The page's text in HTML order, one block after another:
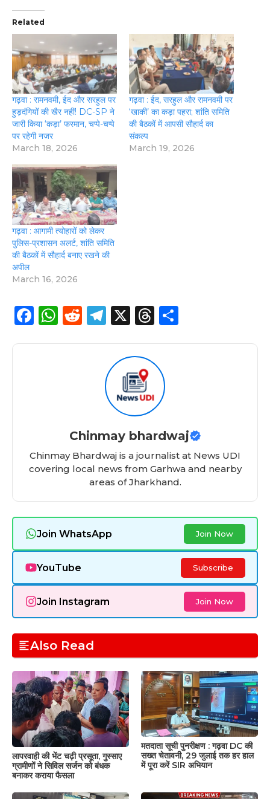
Related
गढ़वा : रामनवमी, ईद और सरहुल पर
हुड़दंगियों की खैर नहीं! DC-SP ने
जारी किया ‘कड़ा’ फरमान, चप्पे-चप्पे
पर रहेगी नजर
March 18, 2026
गढ़वा : ईद, सरहुल और रामनवमी पर
‘खाकी’ का कड़ा पहरा; शांति समिति
की बैठकों में आपसी सौहार्द का
संकल्प
March 19, 2026
गढ़वा : आगामी त्योहारों को लेकर
पुलिस-प्रशासन अलर्ट, शांति समिति
की बैठकों में सौहार्द बनाए रखने की
अपील
March 16, 2026
F
k
W
p
R
T
g
ra
m
X
T
a
d
s
Chinmay bhardwaj
Chinmay Bhardwaj is a journalist at News UDI
covering local news from Garhwa and nearby
areas of Jharkhand.
Join WhatsApp Join Now
YouTube Subscribe
Join Instagram Join Now
Also Read
लापरवाही की भेंट चढ़ी प्रसूता, गुस्साए
ग्रामीणों ने सिविल सर्जन को बंधक
बनाकर कराया फैसला
मतदाता सूची पुनरीक्षण : गढ़वा DC की
सख्त चेतावनी, 29 जुलाई तक हर हाल
में पूरा करें SIR अभियान